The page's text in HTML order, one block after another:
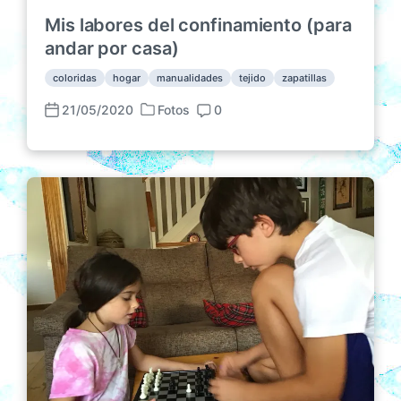
Mis labores del confinamiento (para
andar por casa)
coloridas hogar manualidades tejido zapatillas
F
c
h
a
p
u
b
c
a
c
i
ó
21/05/2020
P
b
l
d
a
e
n
Fotos
C
m
e
n
t
a
r
i
o
s
0